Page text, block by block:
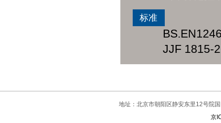
标准
JJF 1815-
地址：北京市朝阳区静安东里12
京